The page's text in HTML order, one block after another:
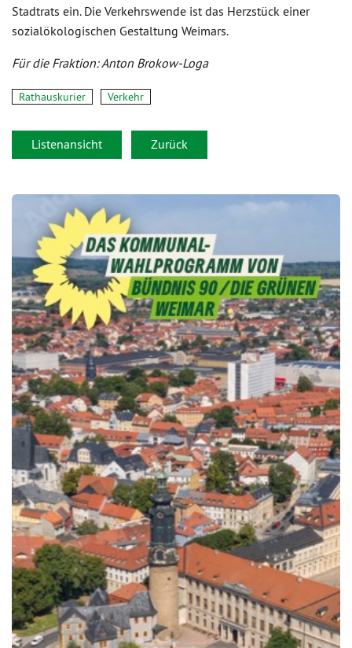
Stadtrats ein. Die Verkehrswende ist das Herzstück einer
sozialökologischen Gestaltung Weimars.
Für die Fraktion: Anton Brokow-Loga
Rathauskurier Verkehr
Listenansicht Zurück